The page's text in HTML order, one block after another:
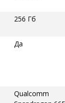
256 Гб
Да
Qualcomm